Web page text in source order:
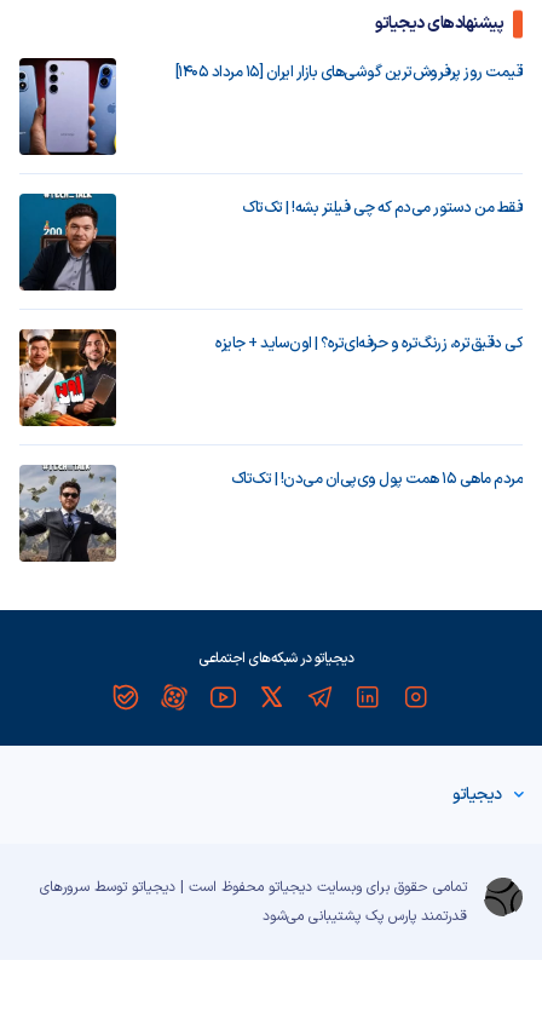
پیشنهادهای دیجیاتو
قیمت روز پرفروش‌ترین گوشی‌های بازار ایران [15 مرداد 1405]
فقط من دستور می‌دم که چی فیلتر بشه! | تک‌تاک
کی دقیق‌تره، زرنگ‌تره و حرفه‌ای‌تره؟ | اون‌ساید + جایزه
مردم ماهی ۱۵ همت پول وی‌پی‌ان می‌دن! | تک‌تاک
دیجیاتو در شبکه‌های اجتماعی
دیجیاتو
تمامی حقوق برای وبسایت دیجیاتو محفوظ است | دیجیاتو توسط سرورهای
قدرتمند پارس پک پشتیبانی می‌شود